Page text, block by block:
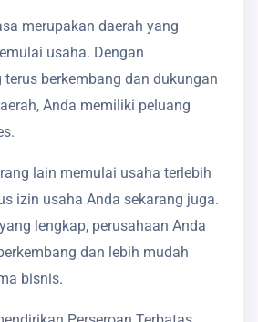
merupakan daerah yang
usaha. Dengan
berkembang dan dukungan
Anda memiliki peluang
lain memulai usaha terlebih
izin usaha Anda sekarang juga.
lengkap, perusahaan Anda
dan lebih mudah
bisnis.